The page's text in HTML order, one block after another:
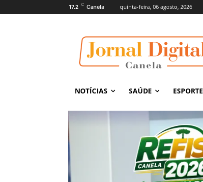
17.2 C Canela quinta-feira, 06 agosto, 2026
NOTÍCIAS SAÚDE ESPORTE